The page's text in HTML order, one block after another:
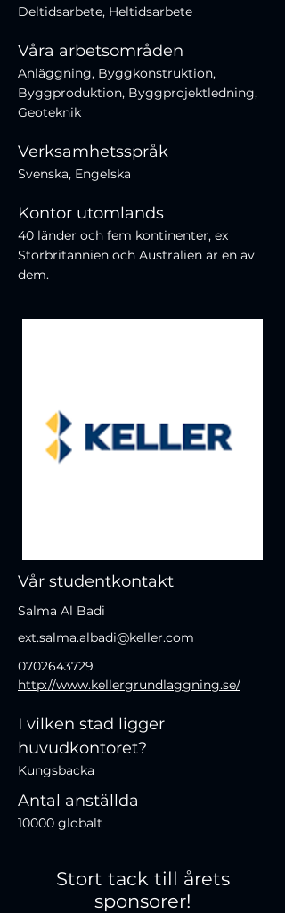
Deltidsarbete, Heltidsarbete
Våra arbetsområden
Anläggning, Byggkonstruktion,
Byggproduktion, Byggprojektledning,
Geoteknik
Verksamhetsspråk
Svenska, Engelska
Kontor utomlands
40 länder och fem kontinenter, ex
Storbritannien och Australien är en av
dem.
Vår studentkontakt
Salma Al Badi
ext.salma.albadi@keller.com
0702643729
http://www.kellergrundlaggning.se/
I vilken stad ligger
huvudkontoret?
Kungsbacka
Antal anställda
10000 globalt
Stort tack till årets
sponsorer!